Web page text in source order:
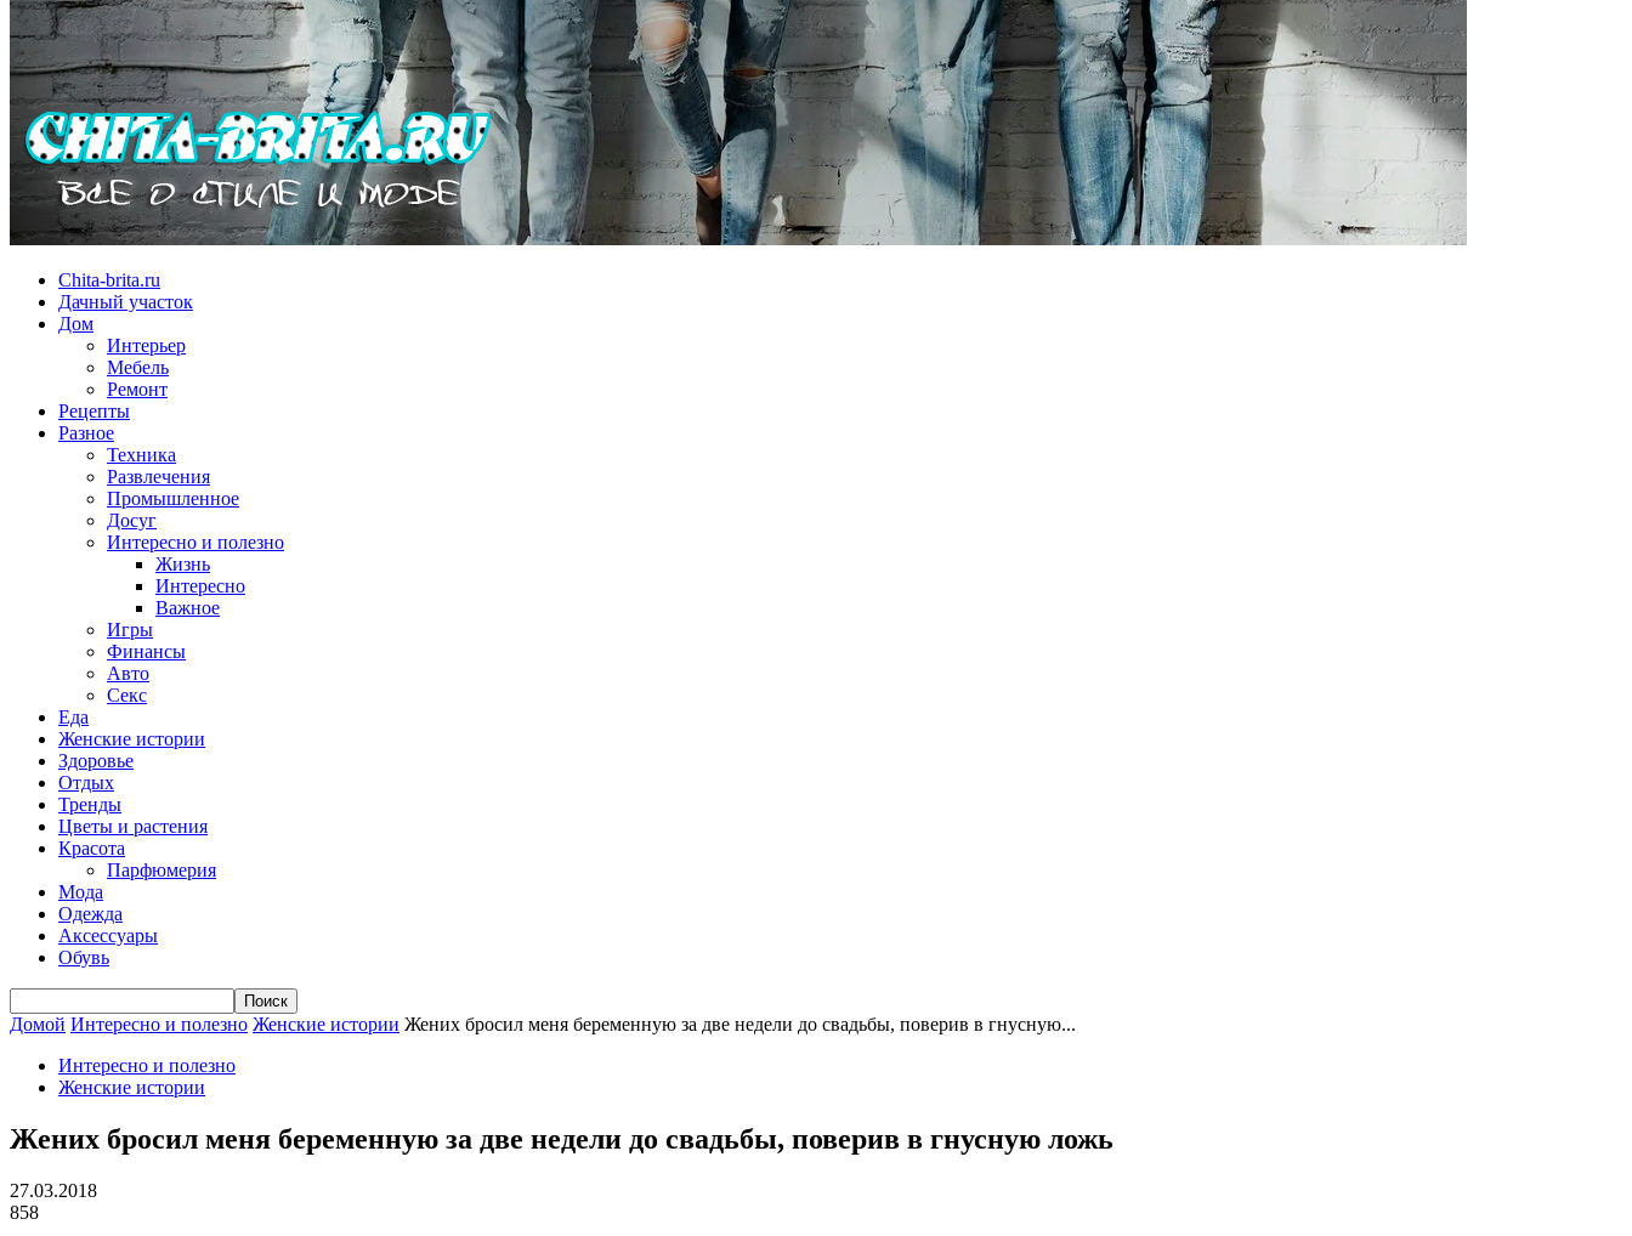
Chita-brita.ru
Дачный участок
Дом
Интерьер
Мебель
Ремонт
Рецепты
Разное
Техника
Развлечения
Промышленное
Досуг
Интересно и полезно
Жизнь
Интересно
Важное
Игры
Финансы
Авто
Секс
Еда
Женские истории
Здоровье
Отдых
Тренды
Цветы и растения
Красота
Парфюмерия
Мода
Одежда
Аксессуары
Обувь
Домой Интересно и полезно Женские истории Жених бросил меня беременную за две недели до свадьбы, поверив в гнусную...
Интересно и полезно
Женские истории
Жених бросил меня беременную за две недели до свадьбы, поверив в гнусную ложь
27.03.2018
858